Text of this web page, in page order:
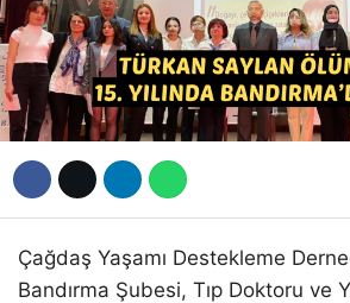
Çağdaş Yaşamı Destekleme
Bandırma Şubesi, Tıp Doktoru ve